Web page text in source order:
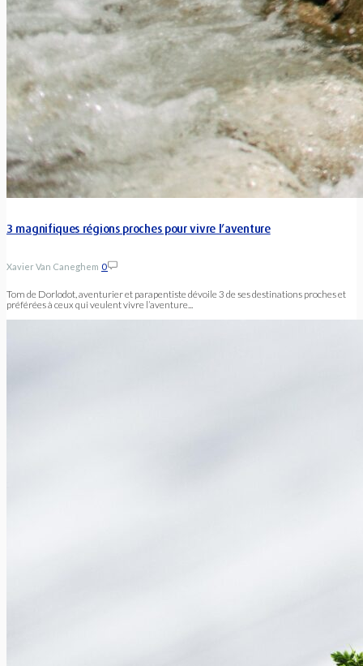
3 magnifiques régions proches pour vivre l’aventure
Xavier Van Caneghem 0
Tom de Dorlodot, aventurier et parapentiste dévoile 3 de ses destinations proches et
préférées à ceux qui veulent vivre l’aventure...